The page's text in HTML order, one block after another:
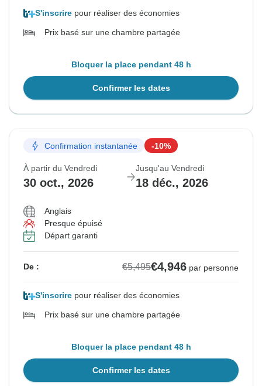
S'inscrire pour réaliser des économies
Prix basé sur une chambre partagée
Bloquer la place pendant 48 h
Confirmer les dates
Confirmation instantanée -10%
À partir du Vendredi
30 oct., 2026
Jusqu'au Vendredi
18 déc., 2026
Anglais
Presque épuisé
Départ garanti
De : €5,495€4,946 par personne
S'inscrire pour réaliser des économies
Prix basé sur une chambre partagée
Bloquer la place pendant 48 h
Confirmer les dates